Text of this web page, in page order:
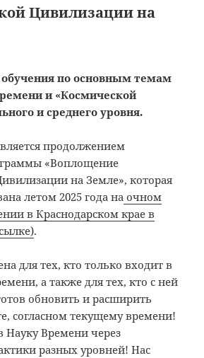
Цивилизации на
по основным темам
и «Космической
и среднего уровня.
продолжением
«Воплощение
на Земле», которая
летом 2025 года на очном
в Краснодарском крае в
.
для тех, кто только входит в
а также для тех, кто с ней
обновить и расширить
согласном текущему времени!
Науку Времени через
разных уровней! Нас